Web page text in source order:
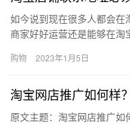
如今说到现在很多人都会
商家好好运营还是能够在
址必…
购物 2023年1月5日
淘宝网店推广如何样
原文主题：淘宝网店推广